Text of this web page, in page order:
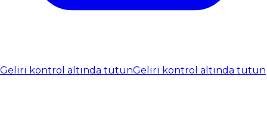
Geliri kontrol altında tutunGeliri kontrol altında tutun